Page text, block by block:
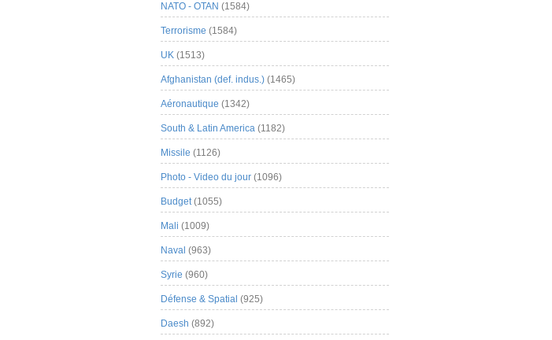
NATO - OTAN (1584)
Terrorisme (1584)
UK (1513)
Afghanistan (def. indus.) (1465)
Aéronautique (1342)
South & Latin America (1182)
Missile (1126)
Photo - Video du jour (1096)
Budget(1055)
Mali (1009)
Naval (963)
Syrie (960)
Défense & Spatial (925)
Daesh (892)